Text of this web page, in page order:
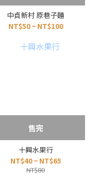
中貞新村 原巷子麵
NT$50 ~ NT$100
售完
十興水果行
NT$40 ~ NT$65
NT$80